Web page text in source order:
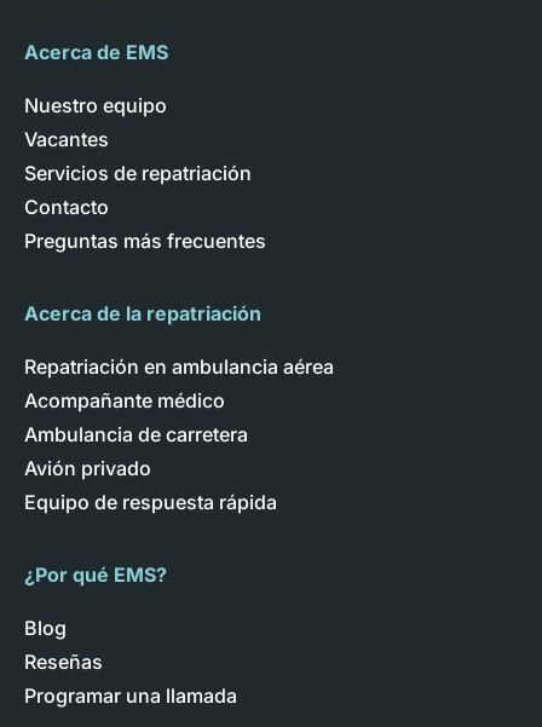
Acerca de EMS
Nuestro equipo
Vacantes
Servicios de repatriación
Contacto
Preguntas más frecuentes
Acerca de la repatriación
Repatriación en ambulancia aérea
Acompañante médico
Ambulancia de carretera
Avión privado
Equipo de respuesta rápida
¿Por qué EMS?
Blog
Reseñas
Programar una llamada